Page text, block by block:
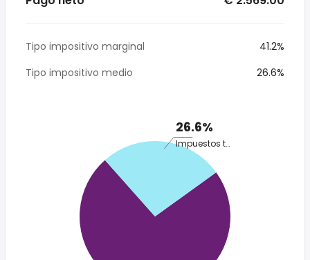
Tipo impositivo marginal
41.2%
Tipo impositivo medio
26.6%
26.6%
Impuestos totales